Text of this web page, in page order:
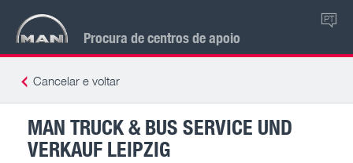
Procura de centros de apoio
PT
Cancelar e voltar
MAN TRUCK & BUS SERVICE UND
VERKAUF LEIPZIG